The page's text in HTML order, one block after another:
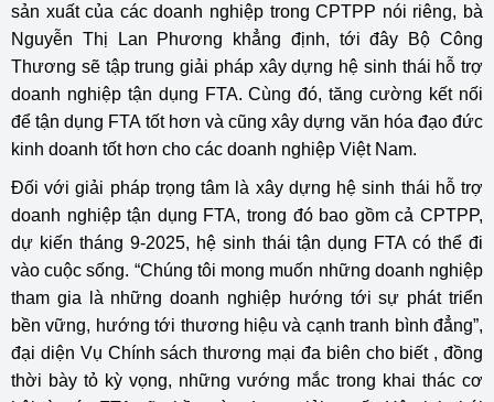
sản xuất của các doanh nghiệp trong CPTPP nói riêng, bà
Nguyễn Thị Lan Phương khẳng định, tới đây Bộ Công
Thương sẽ tập trung giải pháp xây dựng hệ sinh thái hỗ trợ
doanh nghiệp tận dụng FTA. Cùng đó, tăng cường kết nối
để tận dụng FTA tốt hơn và cũng xây dựng văn hóa đạo đức
kinh doanh tốt hơn cho các doanh nghiệp Việt Nam.
Đối với giải pháp trọng tâm là xây dựng hệ sinh thái hỗ trợ
doanh nghiệp tận dụng FTA, trong đó bao gồm cả CPTPP,
dự kiến tháng 9-2025, hệ sinh thái tận dụng FTA có thể đi
vào cuộc sống. “Chúng tôi mong muốn những doanh nghiệp
tham gia là những doanh nghiệp hướng tới sự phát triển
bền vững, hướng tới thương hiệu và cạnh tranh bình đẳng”,
đại diện Vụ Chính sách thương mại đa biên cho biết , đồng
thời bày tỏ kỳ vọng, những vướng mắc trong khai thác cơ